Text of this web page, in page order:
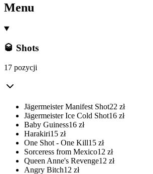
Menu
🥃 Shots
17 pozycji
Jägermeister Manifest Shot22 zł
Jägermeister Ice Cold Shot16 zł
Baby Guiness16 zł
Harakiri15 zł
One Shot - One Kill15 zł
Sorceress from Mexico12 zł
Queen Anne's Revenge12 zł
Angry Bitch12 zł